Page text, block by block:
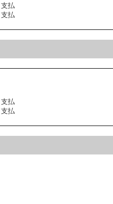
払
払
払
払